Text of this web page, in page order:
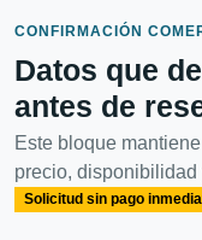
CONFIRMACIÓN
Datos que
antes de
Este bloque
precio,
Solicitud sin pago